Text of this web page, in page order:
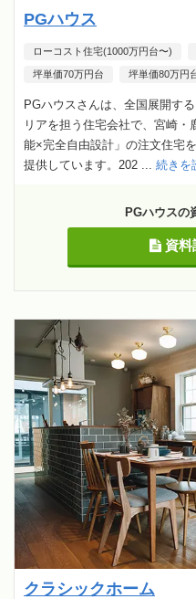
PGハウス
ローコスト住宅(1000万円台〜)
坪単価70万円台 坪単価80万円
PGハウスさんは、全国展開す
リアを担う住宅会社で、宮崎
能×完全自由設計」の注文住宅
提供しています。202 ... 続きを
PGハウスの
資料
クラシックホーム